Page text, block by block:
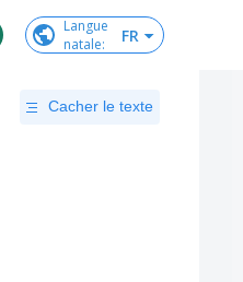
Langue
natale: FR
Cacher le texte